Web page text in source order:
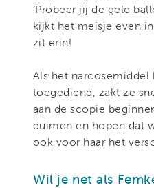
‘Probeer jij de gele
kijkt het meisje even
zit erin!
Als het
toegediend, zakt ze
aan de scopie
duimen en hopen dat
ook voor haar het
Wil je net als